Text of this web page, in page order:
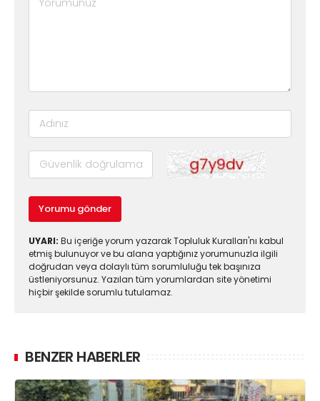
Yorumu gönder
UYARI: Bu içeriğe yorum yazarak Topluluk Kuralları'nı kabul
etmiş bulunuyor ve bu alana yaptığınız yorumunuzla ilgili
doğrudan veya dolaylı tüm sorumluluğu tek başınıza
üstleniyorsunuz. Yazılan tüm yorumlardan site yönetimi
hiçbir şekilde sorumlu tutulamaz.
BENZER HABERLER